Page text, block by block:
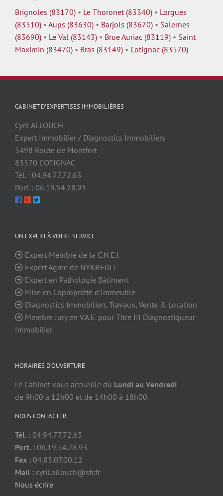
Brignoles (83170) • Le Thoronet (83340) • Lorgues
(83510) • Aups (83630) • Barjols (83670) • Salernes
(83690) • Le Val (83143) • Brue Auriac (83119) • Saint
Maximin (83470) • Bras (83149) • Cotignac (83570)
CABINET D’EXPERTISES IMMOBILIÈRES
Cyril ALLOUCH
Expert Immobilier / Diagnostics Immobiliers
3498 Route de Montfort
83570 COTIGNAC
Tél. : 04.94.77.72.63
Port. : 06.19.54.78.93
UN EXPERT À VOTRE SERVICE
Expert Membre de la C.N.E.I.
Expert Agréé de NYKREDIT
Expert en Pathologie Bâtiment
Mise en Copropriété d’Immeuble
Diagnostics Immobiliers Travaux, Vente & Location
Membre Jury en V.A.E. pour Titre III Diagnostiqueur
Immobilier
HORAIRES D’OUVERTURE
Le Cabinet vous accueille du Lundi au Vendredi
de 9h00 à 12h00 et de 14h00 à 18h00.
NOUS CONTACTER
Tél. : 04.94.77.72.63
Port. : 06.19.54.78.93
Fax : 04.83.07.00.12
Mail : cyril.allouch@sfr.fr
Nous écrire